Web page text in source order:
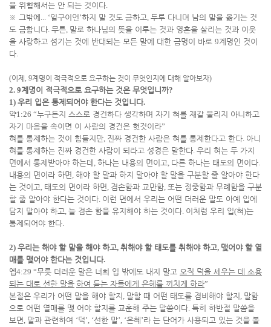
을 위협해서는 안 되는 것이다.
※ 그밖에 ... ‘일구이언’하지 말 것도 금하고, 두루 다니며 남의 말을 옮기는 것
도 금합니다. 무튼, 말로 하나님의 뜻을 이루는 것과 영혼을 살리는 것과 이웃
을 사랑하고 섬기는 것에 반대되는 모든 말에 대한 금명이 바로 9계명인 것이
다.
(이제 , 9계명이 적극적으로 요구하는 것이 무엇인지에 대해 알아보자)
2. 9계명이 적극적으로 요구하는 것은 무엇입니까?
1) 우리 입은 통제되어야 한다는 것입니다.
약1:26 “누구든지 스스로 경건하다 생각하며 자기 혀를 재갈 물리지 아니하고
자기 마음을 속이면 이 사람의 경건은 헛것이라”
혀를 통제하는 것이 힘들지만, 진짜 경건한 사람은 혀를 통제한다고 한다. 아니
혀를 통제하는 진짜 경건한 사람이 되라고 성경은 말한다. 우리 혀는 두 가지
면에서 통제받아야 하는데 , 하나는 내용의 면이고, 다른 하나는 태도의 면이다.
내용의 면이라 하면, 해야 할 말과 하지 말아야 할 말을 구분할 줄 알아야 한다
는 것이고, 태도의 면이라 하면, 겸손함과 교만함, 또는 정중함과 무례함을 구분
할 줄 알아야 한다는 것이다. 이런 면에서 우리는 어떤 더러운 말도 아예 입에
담지 말아야 하고, 늘 겸손 함을 유지해야 하는 것이다. 이처럼 우리 입(혀)는
통제되어야 한다.
2) 우리는 해야 할 말을 해야 하고, 취해야 할 태도를 취해야 하고, 맺어야 할 열
매를 맺어야 한다는 것입니다.
엡4:29 “무릇 더러운 말은 너희 입 밖에도 내지 말고 오직 덕을 세우는 데 소용
되는 대로 선한 말을 하여 듣는 자들에게 은혜를 끼치게 하라”
본절은 우리가 어떤 말을 해야 할지 , 말할 때 어떤 태도를 겸비해야 할지 , 말함
으로 어떤 열매를 맺 어야 할지를 교훈해 주는 말씀이다. 특히 하반절 말씀을
보면, 말과 관련하여 ‘덕’, ‘선한 말’, ‘은혜 ’라 는 단어가 사용되고 있는 것을 볼